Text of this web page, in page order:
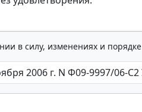
в силу, изменениях и порядке